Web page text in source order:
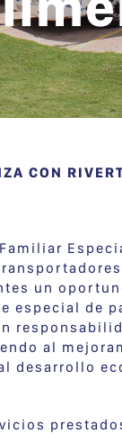
CON
un
especial de
al
desarrollo